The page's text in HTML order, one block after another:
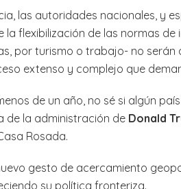
las autoridades nacionales, y
la flexibilización de las normas
por turismo o trabajo- no serán
extenso y complejo que
de un año, no sé si algún
de la administración de Donald
Rosada.
gesto de acercamiento
su política fronteriza.